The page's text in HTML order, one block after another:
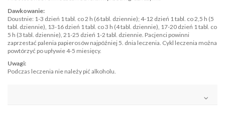
Dawkowanie:
Doustnie: 1-3 dzień 1 tabl. co 2 h (6 tabl. dziennie); 4-12 dzień 1 tabl. co 2,5 h (5
tabl. dziennie), 13-16 dzień 1 tabl. co 3 h (4 tabl. dziennie), 17-20 dzień 1 tabl. co
5 h (3 tabl. dziennie), 21-25 dzień 1-2 tabl. dziennie. Pacjenci powinni
zaprzestać palenia papierosów najpóźniej 5. dnia leczenia. Cykl leczenia można
powtórzyć po upływie 4-5 miesięcy.
Uwagi:
Podczas leczenia nie należy pić alkoholu.